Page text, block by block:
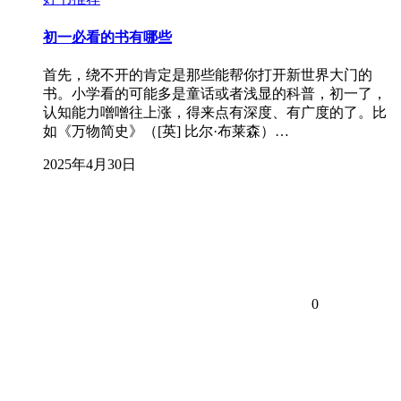
初一必看的书有哪些
首先，绕不开的肯定是那些能帮你打开新世界大门的
书。小学看的可能多是童话或者浅显的科普，初一了，
认知能力噌噌往上涨，得来点有深度、有广度的了。比
如《万物简史》（[英] 比尔·布莱森）…
2025年4月30日
0